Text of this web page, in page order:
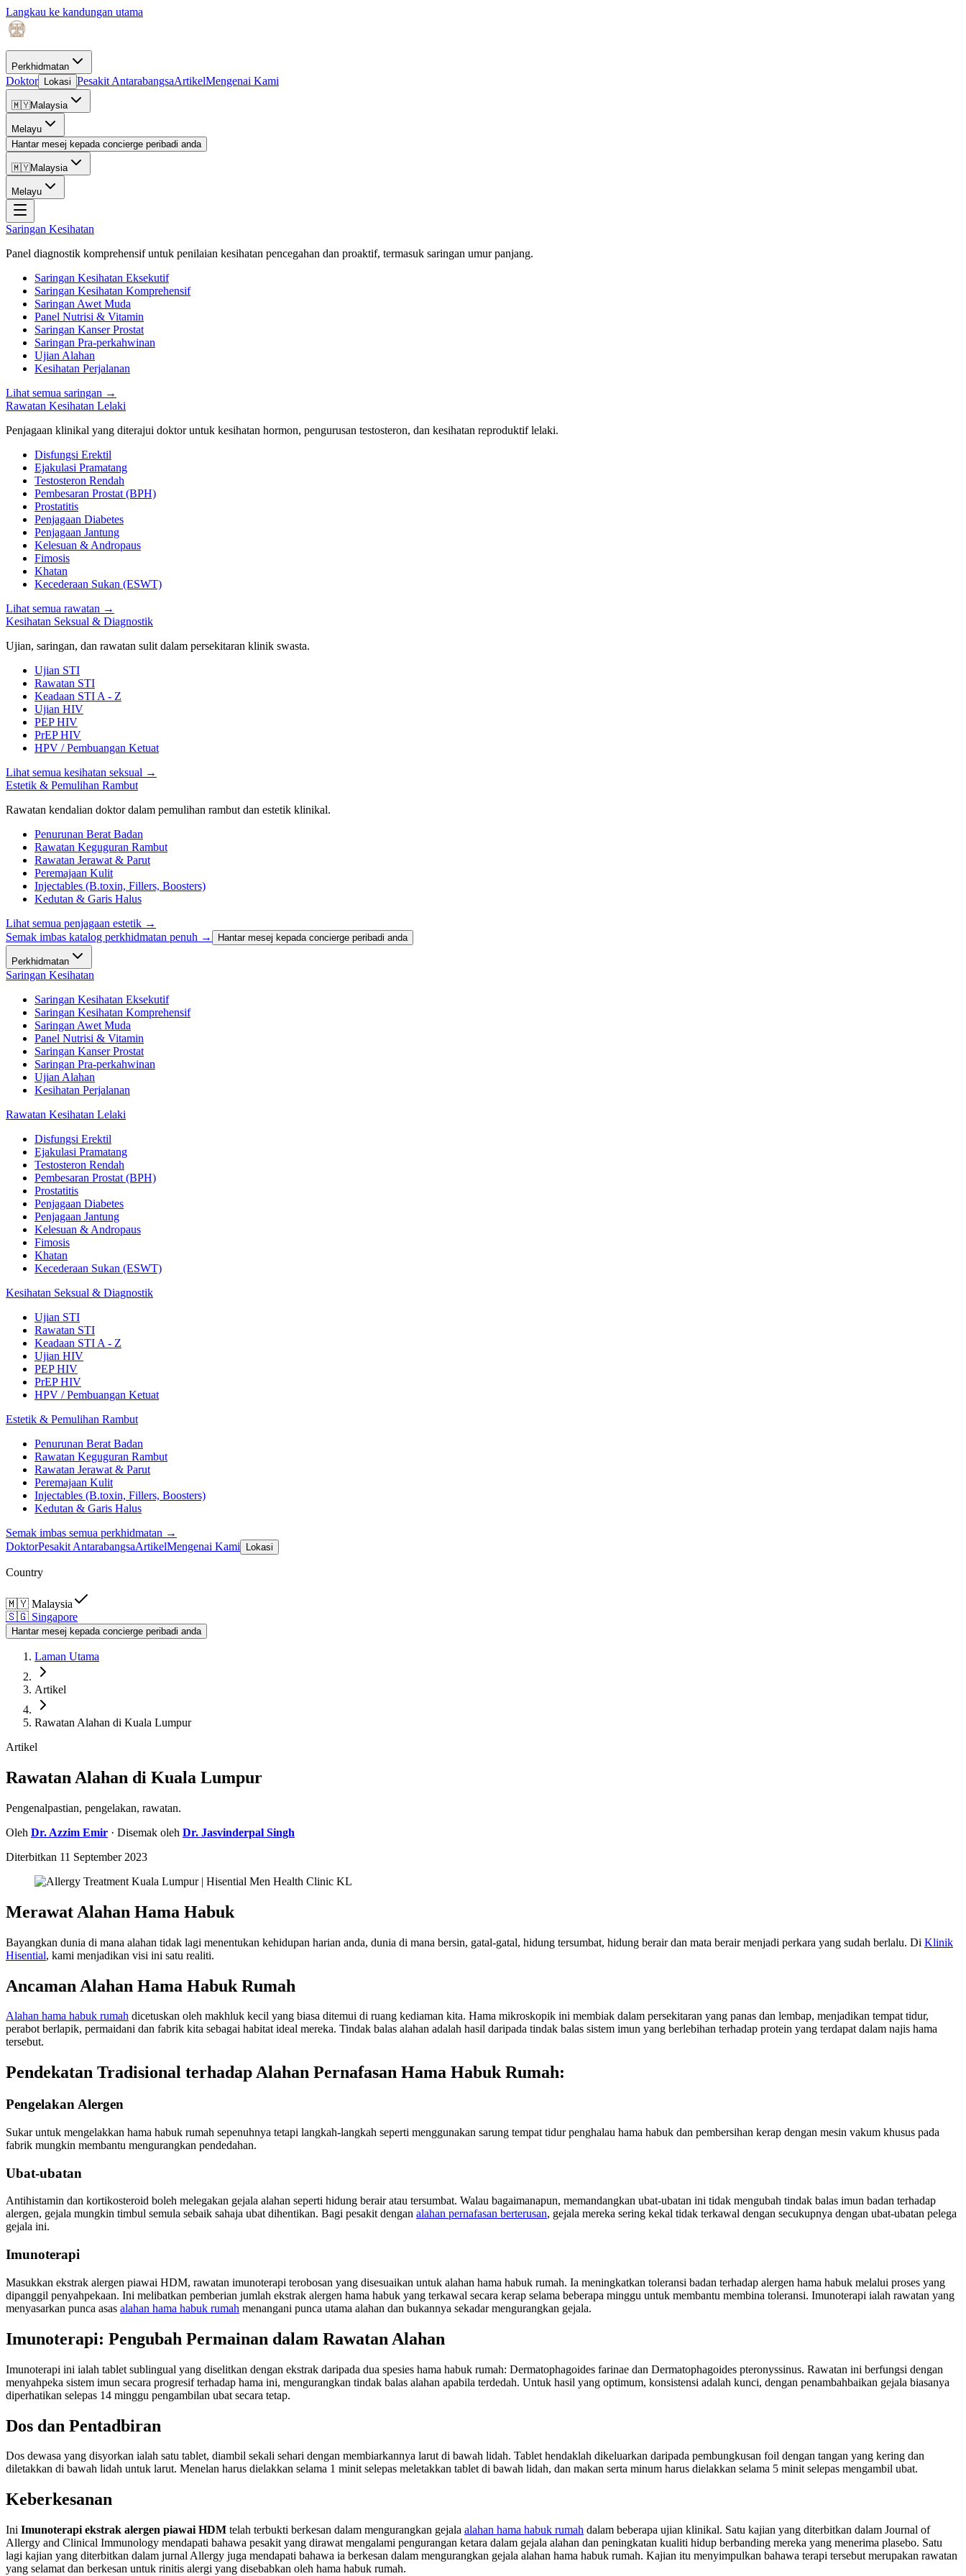
Langkau ke kandungan utama
Perkhidmatan
Doktor Lokasi Pesakit AntarabangsaArtikelMengenai Kami
🇲🇾Malaysia
Melayu
Hantar mesej kepada concierge peribadi anda
🇲🇾Malaysia
Melayu
Saringan Kesihatan
Panel diagnostik komprehensif untuk penilaian kesihatan pencegahan dan proaktif, termasuk saringan umur panjang.
Saringan Kesihatan Eksekutif
Saringan Kesihatan Komprehensif
Saringan Awet Muda
Panel Nutrisi & Vitamin
Saringan Kanser Prostat
Saringan Pra-perkahwinan
Ujian Alahan
Kesihatan Perjalanan
Lihat semua saringan →
Rawatan Kesihatan Lelaki
Penjagaan klinikal yang diterajui doktor untuk kesihatan hormon, pengurusan testosteron, dan kesihatan reproduktif lelaki.
Disfungsi Erektil
Ejakulasi Pramatang
Testosteron Rendah
Pembesaran Prostat (BPH)
Prostatitis
Penjagaan Diabetes
Penjagaan Jantung
Kelesuan & Andropaus
Fimosis
Khatan
Kecederaan Sukan (ESWT)
Lihat semua rawatan →
Kesihatan Seksual & Diagnostik
Ujian, saringan, dan rawatan sulit dalam persekitaran klinik swasta.
Ujian STI
Rawatan STI
Keadaan STI A - Z
Ujian HIV
PEP HIV
PrEP HIV
HPV / Pembuangan Ketuat
Lihat semua kesihatan seksual →
Estetik & Pemulihan Rambut
Rawatan kendalian doktor dalam pemulihan rambut dan estetik klinikal.
Penurunan Berat Badan
Rawatan Keguguran Rambut
Rawatan Jerawat & Parut
Peremajaan Kulit
Injectables (B.toxin, Fillers, Boosters)
Kedutan & Garis Halus
Lihat semua penjagaan estetik →
Semak imbas katalog perkhidmatan penuh →
Hantar mesej kepada concierge peribadi anda
Perkhidmatan
Saringan Kesihatan
Saringan Kesihatan Eksekutif
Saringan Kesihatan Komprehensif
Saringan Awet Muda
Panel Nutrisi & Vitamin
Saringan Kanser Prostat
Saringan Pra-perkahwinan
Ujian Alahan
Kesihatan Perjalanan
Rawatan Kesihatan Lelaki
Disfungsi Erektil
Ejakulasi Pramatang
Testosteron Rendah
Pembesaran Prostat (BPH)
Prostatitis
Penjagaan Diabetes
Penjagaan Jantung
Kelesuan & Andropaus
Fimosis
Khatan
Kecederaan Sukan (ESWT)
Kesihatan Seksual & Diagnostik
Ujian STI
Rawatan STI
Keadaan STI A - Z
Ujian HIV
PEP HIV
PrEP HIV
HPV / Pembuangan Ketuat
Estetik & Pemulihan Rambut
Penurunan Berat Badan
Rawatan Keguguran Rambut
Rawatan Jerawat & Parut
Peremajaan Kulit
Injectables (B.toxin, Fillers, Boosters)
Kedutan & Garis Halus
Semak imbas semua perkhidmatan →
DoktorPesakit AntarabangsaArtikelMengenai Kami Lokasi
Country
🇲🇾 Malaysia
🇸🇬 Singapore
Hantar mesej kepada concierge peribadi anda
Laman Utama
Artikel
Rawatan Alahan di Kuala Lumpur
Artikel
Rawatan Alahan di Kuala Lumpur
Pengenalpastian, pengelakan, rawatan.
Oleh Dr. Azzim Emir · Disemak oleh Dr. Jasvinderpal Singh
Diterbitkan 11 September 2023
Merawat Alahan Hama Habuk
Bayangkan dunia di mana alahan tidak lagi menentukan kehidupan harian anda, dunia di mana bersin, gatal-gatal, hidung tersumbat, hidung berair dan mata berair menjadi perkara yang sudah berlalu. Di Klinik
Hisential, kami menjadikan visi ini satu realiti.
Ancaman Alahan Hama Habuk Rumah
Alahan hama habuk rumah dicetuskan oleh makhluk kecil yang biasa ditemui di ruang kediaman kita. Hama mikroskopik ini membiak dalam persekitaran yang panas dan lembap, menjadikan tempat tidur,
perabot berlapik, permaidani dan fabrik kita sebagai habitat ideal mereka. Tindak balas alahan adalah hasil daripada tindak balas sistem imun yang berlebihan terhadap protein yang terdapat dalam najis hama
tersebut.
Pendekatan Tradisional terhadap Alahan Pernafasan Hama Habuk Rumah:
Pengelakan Alergen
Sukar untuk mengelakkan hama habuk rumah sepenuhnya tetapi langkah-langkah seperti menggunakan sarung tempat tidur penghalau hama habuk dan pembersihan kerap dengan mesin vakum khusus pada
fabrik mungkin membantu mengurangkan pendedahan.
Ubat-ubatan
Antihistamin dan kortikosteroid boleh melegakan gejala alahan seperti hidung berair atau tersumbat. Walau bagaimanapun, memandangkan ubat-ubatan ini tidak mengubah tindak balas imun badan terhadap
alergen, gejala mungkin timbul semula sebaik sahaja ubat dihentikan. Bagi pesakit dengan alahan pernafasan berterusan, gejala mereka sering kekal tidak terkawal dengan secukupnya dengan ubat-ubatan pelega
gejala ini.
Imunoterapi
Masukkan ekstrak alergen piawai HDM, rawatan imunoterapi terobosan yang disesuaikan untuk alahan hama habuk rumah. Ia meningkatkan toleransi badan terhadap alergen hama habuk melalui proses yang
dipanggil penyahpekaan. Ini melibatkan pemberian jumlah ekstrak alergen hama habuk yang terkawal secara kerap selama beberapa minggu untuk membantu membina toleransi. Imunoterapi ialah rawatan yang
menyasarkan punca asas alahan hama habuk rumah menangani punca utama alahan dan bukannya sekadar mengurangkan gejala.
Imunoterapi: Pengubah Permainan dalam Rawatan Alahan
Imunoterapi ini ialah tablet sublingual yang diselitkan dengan ekstrak daripada dua spesies hama habuk rumah: Dermatophagoides farinae dan Dermatophagoides pteronyssinus. Rawatan ini berfungsi dengan
menyahpeka sistem imun secara progresif terhadap hama ini, mengurangkan tindak balas alahan apabila terdedah. Untuk hasil yang optimum, konsistensi adalah kunci, dengan penambahbaikan gejala biasanya
diperhatikan selepas 14 minggu pengambilan ubat secara tetap.
Dos dan Pentadbiran
Dos dewasa yang disyorkan ialah satu tablet, diambil sekali sehari dengan membiarkannya larut di bawah lidah. Tablet hendaklah dikeluarkan daripada pembungkusan foil dengan tangan yang kering dan
diletakkan di bawah lidah untuk larut. Menelan harus dielakkan selama 1 minit selepas meletakkan tablet di bawah lidah, dan makan serta minum harus dielakkan selama 5 minit selepas mengambil ubat.
Keberkesanan
Ini Imunoterapi ekstrak alergen piawai HDM telah terbukti berkesan dalam mengurangkan gejala alahan hama habuk rumah dalam beberapa ujian klinikal. Satu kajian yang diterbitkan dalam Journal of
Allergy and Clinical Immunology mendapati bahawa pesakit yang dirawat mengalami pengurangan ketara dalam gejala alahan dan peningkatan kualiti hidup berbanding mereka yang menerima plasebo. Satu
lagi kajian yang diterbitkan dalam jurnal Allergy juga mendapati bahawa ia berkesan dalam mengurangkan gejala alahan hama habuk rumah. Kajian itu menyimpulkan bahawa terapi tersebut merupakan rawatan
yang selamat dan berkesan untuk rinitis alergi yang disebabkan oleh hama habuk rumah.